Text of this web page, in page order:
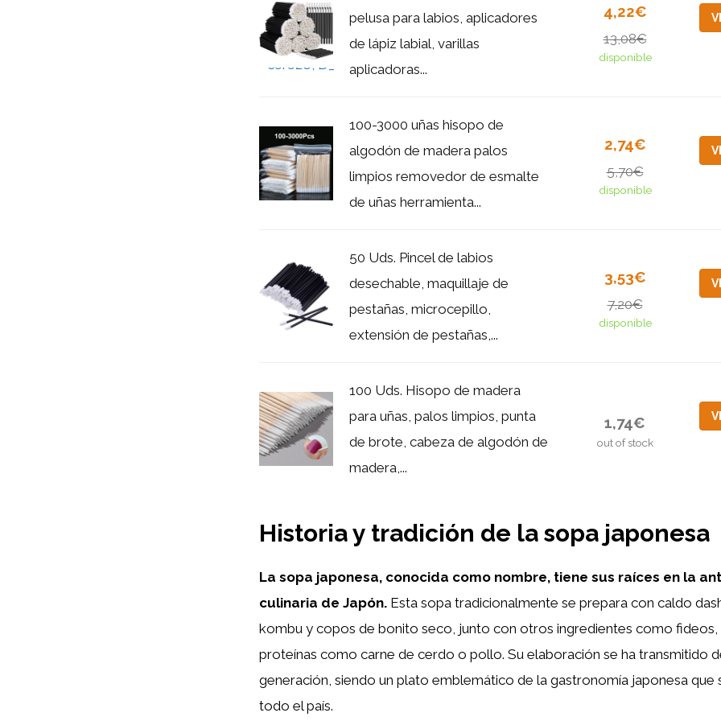
pelusa para labios, aplicadores
de lápiz labial, varillas
aplicadoras...
4,22€
13,08€
disponible
100-3000 uñas hisopo de
algodón de madera palos
limpios removedor de esmalte
de uñas herramienta...
2,74€
5,70€
disponible
50 Uds. Pincel de labios
desechable, maquillaje de
pestañas, microcepillo,
extensión de pestañas,...
3,53€
7,20€
disponible
100 Uds. Hisopo de madera
para uñas, palos limpios, punta
de brote, cabeza de algodón de
madera,...
1,74€
out of stock
Historia y tradición de la sopa japonesa
La sopa japonesa, conocida como nombre, tiene sus raíces en la
culinaria de Japón. Esta sopa tradicionalmente se prepara con caldo
kombu y copos de bonito seco, junto con otros ingredientes como
proteínas como carne de cerdo o pollo. Su elaboración se ha transmitido
generación, siendo un plato emblemático de la gastronomía japonesa que
todo el país.